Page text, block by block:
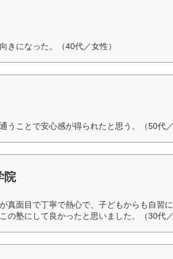
きになった。（40代／女性）
うことで安心感が得られたと思う。（50代／
院
真面目で丁寧で熱心で、子どもからも自習
の塾にして良かったと思いました。（30代／